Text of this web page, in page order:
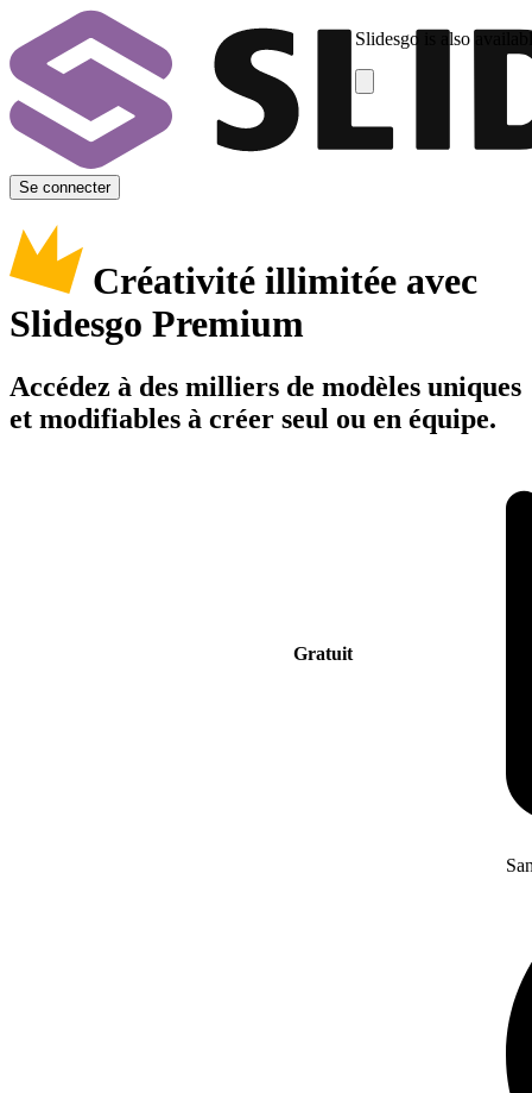
Slidesgo is also
Se connecter
Créativité illimitée avec
Slidesgo Premium
Accédez à des milliers de modèles uniques
et modifiables à créer seul ou en équipe.
Gratuit